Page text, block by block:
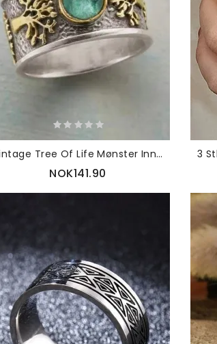
Vintage Tree Of Life Mønster Innlagt Månestein Metallring
NOK141.90